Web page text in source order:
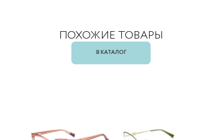
ПОХОЖИЕ ТОВАРЫ
В КАТАЛОГ